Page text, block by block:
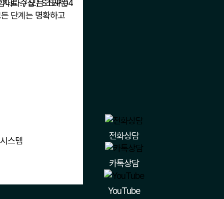
전화상담
카톡상담
YouTube